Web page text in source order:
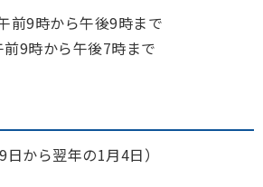
前9時から午後9時まで
9時から午後7時まで
から翌年の1月4日）